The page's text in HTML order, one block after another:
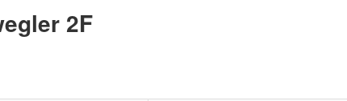
2F